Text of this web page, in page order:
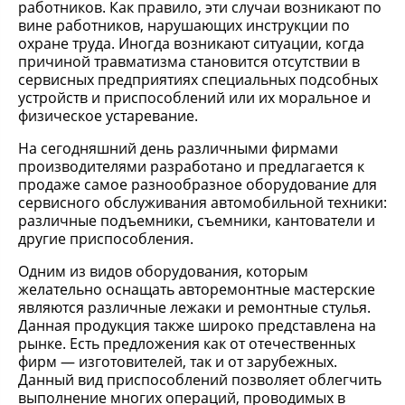
работников. Как правило, эти случаи возникают по
вине работников, нарушающих инструкции по
охране труда. Иногда возникают ситуации, когда
причиной травматизма становится отсутствии в
сервисных предприятиях специальных подсобных
устройств и приспособлений или их моральное и
физическое устаревание.
На сегодняшний день различными фирмами
производителями разработано и предлагается к
продаже самое разнообразное оборудование для
сервисного обслуживания автомобильной техники:
различные подъемники, съемники, кантователи и
другие приспособления.
Одним из видов оборудования, которым
желательно оснащать авторемонтные мастерские
являются различные лежаки и ремонтные стулья.
Данная продукция также широко представлена на
рынке. Есть предложения как от отечественных
фирм — изготовителей, так и от зарубежных.
Данный вид приспособлений позволяет облегчить
выполнение многих операций, проводимых в